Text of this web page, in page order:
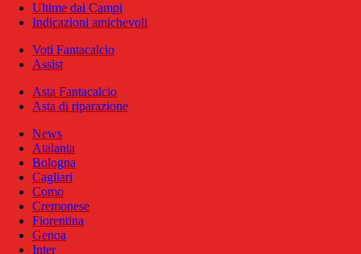
Ultime dai Campi
Indicazioni amichevoli
Voti Fantacalcio
Assist
Asta Fantacalcio
Asta di riparazione
News
Atalanta
Bologna
Cagliari
Como
Cremonese
Fiorentina
Genoa
Inter